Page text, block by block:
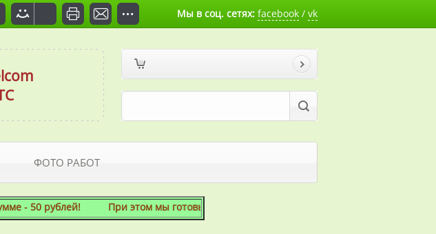
Мы в соц. сетях: facebook / vk
ФОТО РАБОТ
рублей! При этом мы готовы скосить даже 1 сотку!